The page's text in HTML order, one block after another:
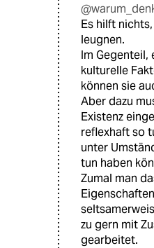
Es hilft
leugnen.
Im Gegenteil,
kulturelle
können sie
Aber dazu
Existenz
reflexhaft so
unter
tun haben
Zumal man
zu gern mit
gearbeitet.